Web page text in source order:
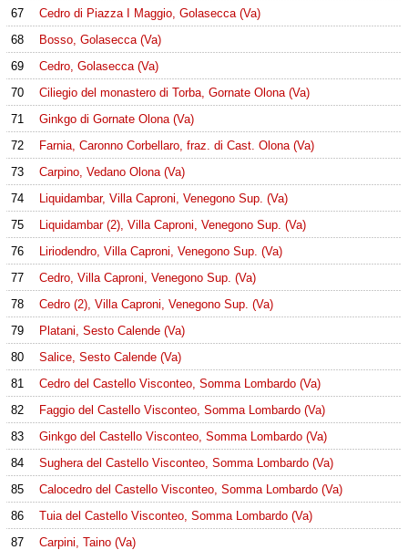
67
Cedro di Piazza I Maggio, Golasecca (Va)
68
Bosso, Golasecca (Va)
69
Cedro, Golasecca (Va)
70
Ciliegio del monastero di Torba, Gornate Olona (Va)
71
Ginkgo di Gornate Olona (Va)
72
Farnia, Caronno Corbellaro, fraz. di Cast. Olona (Va)
73
Carpino, Vedano Olona (Va)
74
Liquidambar, Villa Caproni, Venegono Sup. (Va)
75
Liquidambar (2), Villa Caproni, Venegono Sup. (Va)
76
Liriodendro, Villa Caproni, Venegono Sup. (Va)
77
Cedro, Villa Caproni, Venegono Sup. (Va)
78
Cedro (2), Villa Caproni, Venegono Sup. (Va)
79
Platani, Sesto Calende (Va)
80
Salice, Sesto Calende (Va)
81
Cedro del Castello Visconteo, Somma Lombardo (Va)
82
Faggio del Castello Visconteo, Somma Lombardo (Va)
83
Ginkgo del Castello Visconteo, Somma Lombardo (Va)
84
Sughera del Castello Visconteo, Somma Lombardo (Va)
85
Calocedro del Castello Visconteo, Somma Lombardo (Va)
86
Tuia del Castello Visconteo, Somma Lombardo (Va)
87
Carpini, Taino (Va)